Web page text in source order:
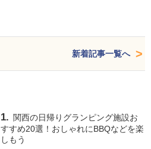
新着記事一覧へ
関西の日帰りグランピング施設お
すすめ20選！おしゃれにBBQなどを楽
しもう